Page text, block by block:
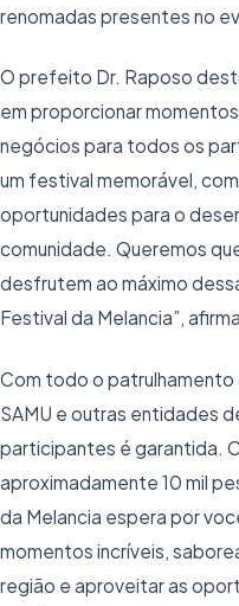
renomadas presentes no
O prefeito Dr. Raposo
em proporcionar
negócios para todos os
um festival memorável,
oportunidades para o
comunidade. Queremos
desfrutem ao máximo
Festival da Melancia”,
Com todo o patrulhamento
SAMU e outras entidades
participantes é garantida.
aproximadamente 10 mil
da Melancia espera por
momentos incríveis,
região e aproveitar as